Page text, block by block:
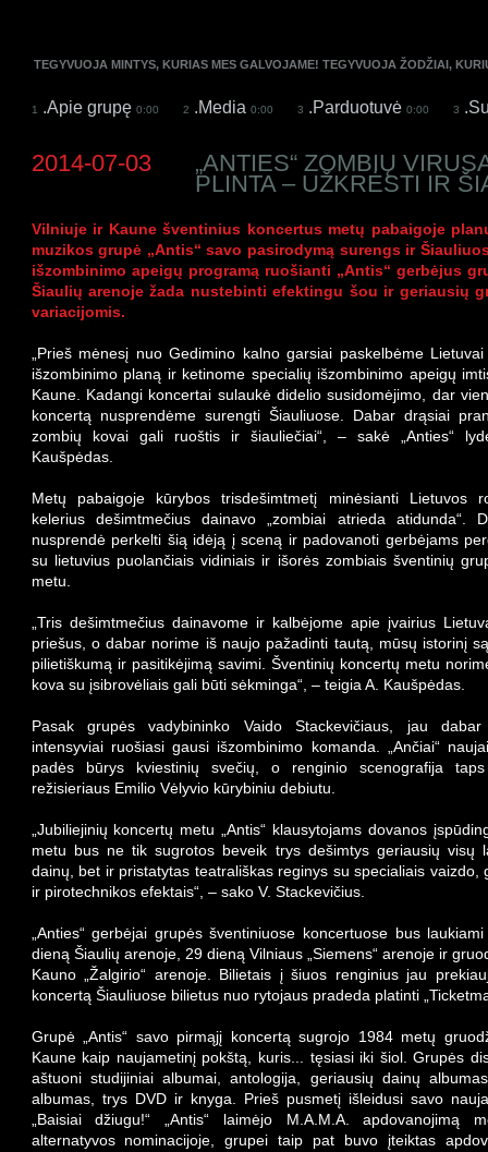
TEGYVUOJA MINTYS, KURIAS MES GALVOJAME! TEGYVUOJA ŽODŽIAI,
1 .Apie grupę 0:00 2 .Media 0:00 3 .Parduotuvė 0:00 3
2014-07-03 „ANTIES“ ZOMBIŲ
PLINTA – UŽKRĖSTI IR
Vilniuje ir Kaune šventinius koncertus metų pabaigoje
muzikos grupė „Antis“ savo pasirodymą surengs ir
išzombinimo apeigų programą ruošianti „Antis“ gerbėjus
Šiaulių arenoje žada nustebinti efektingu šou ir geriausių
variacijomis.
„Prieš mėnesį nuo Gedimino kalno garsiai paskelbėme
išzombinimo planą ir ketinome specialių išzombinimo apeigų
Kaune. Kadangi koncertai sulaukė didelio susidomėjimo, dar
koncertą nusprendėme surengti Šiauliuose. Dabar drąsiai
zombių kovai gali ruoštis ir šiauliečiai“, – sakė „Anties“
Kaušpėdas.
Metų pabaigoje kūrybos trisdešimtmetį minėsianti Lietuvos
kelerius dešimtmečius dainavo „zombiai atrieda atidunda“.
nusprendė perkelti šią idėją į sceną ir padovanoti gerbėjams
su lietuvius puolančiais vidiniais ir išorės zombiais šventinių
metu.
„Tris dešimtmečius dainavome ir kalbėjome apie įvairius
priešus, o dabar norime iš naujo pažadinti tautą, mūsų istorinį
pilietiškumą ir pasitikėjimą savimi. Šventinių koncertų metu
kova su įsibrovėliais gali būti sėkminga“, – teigia A. Kaušpėdas.
Pasak grupės vadybininko Vaido Stackevičiaus, jau dabar
intensyviai ruošiasi gausi išzombinimo komanda. „Ančiai“
padės būrys kviestinių svečių, o renginio scenografija
režisieriaus Emilio Vėlyvio kūrybiniu debiutu.
„Jubiliejinių koncertų metu „Antis“ klausytojams dovanos
metu bus ne tik sugrotos beveik trys dešimtys geriausių visų
dainų, bet ir pristatytas teatrališkas reginys su specialiais vaizdo,
ir pirotechnikos efektais“, – sako V. Stackevičius.
„Anties“ gerbėjai grupės šventiniuose koncertuose bus
dieną Šiaulių arenoje, 29 dieną Vilniaus „Siemens“ arenoje ir
Kauno „Žalgirio“ arenoje. Bilietais į šiuos renginius jau
koncertą Šiauliuose bilietus nuo rytojaus pradeda platinti
Grupė „Antis“ savo pirmąjį koncertą sugrojo 1984 metų
Kaune kaip naujametinį pokštą, kuris... tęsiasi iki šiol. Grupės
aštuoni studijiniai albumai, antologija, geriausių dainų
albumas, trys DVD ir knyga. Prieš pusmetį išleidusi savo
„Baisiai džiugu!“ „Antis“ laimėjo M.A.M.A. apdovanojimą
alternatyvos nominacijoje, grupei taip pat buvo įteiktas